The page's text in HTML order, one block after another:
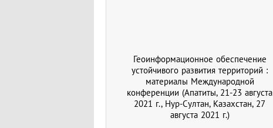
Геоинформационное обеспечение
устойчивого развития территорий :
материалы Международной
конференции (Апатиты, 21-23 августа
2021 г., Нур-Султан, Казахстан, 27
августа 2021 г.)